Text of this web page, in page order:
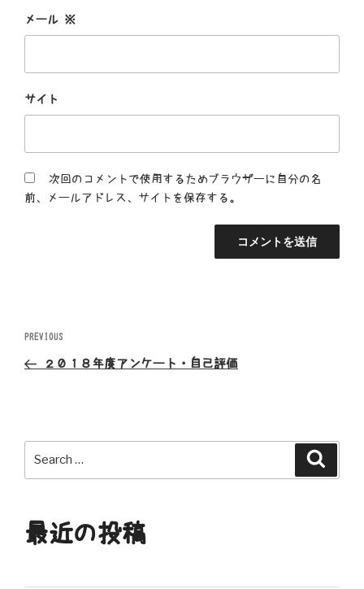
メール ※
サイト
次回のコメントで使用するためブラウザーに自分の名
前、メールアドレス、サイトを保存する。
投
稿
ビ
ゲ
シ
Previous
Post
PREVIOUS
２０１８年度アンケート・自己評価
最近の投稿